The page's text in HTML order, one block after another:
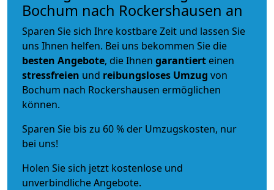
Bochum nach Rockershausen an
Sparen Sie sich Ihre kostbare Zeit und lassen Sie
uns Ihnen helfen. Bei uns bekommen Sie die
besten Angebote, die Ihnen garantiert einen
stressfreien und reibungsloses Umzug von
Bochum nach Rockershausen ermöglichen
können.
Sparen Sie bis zu 60 % der Umzugskosten, nur
bei uns!
Holen Sie sich jetzt kostenlose und
unverbindliche Angebote.